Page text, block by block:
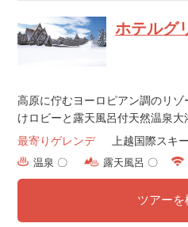
ホテルグ
高原に佇むヨーロピアン調のリ
けロビーと露天風呂付天然温泉大
最寄りゲレンデ
上越国際スキ
温泉 〇 露天風呂 〇
ツアーを